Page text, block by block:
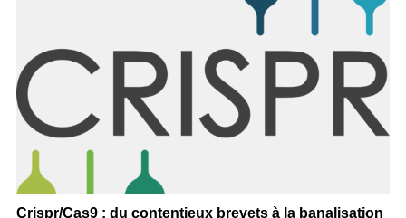
Crispr/Cas9 : du contentieux brevets à la banalisation